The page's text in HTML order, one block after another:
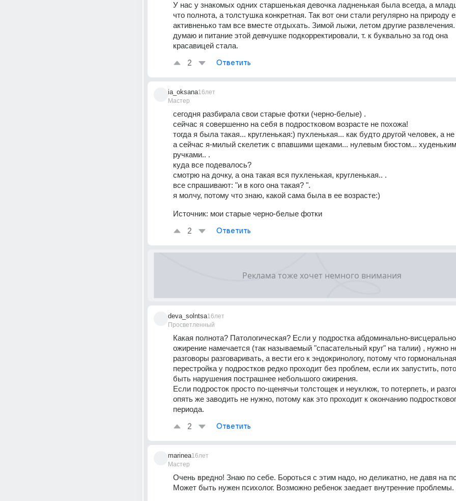
У нас у знакомых одних старшенькая девочка ладненькая была всегда, а
что полнота, а толстушка конкретная. Так вот они стали регулярно на природу
активненько там все вместе отдыхать. Зимой лыжи, летом другие
думаю и питание этой девчушке подкорректировали, т. к буквально за год она
красавицей стала.
2 Ответить
ia_oksana
Мастер
16лет
сегодня разбирала свои старые фотки (черно-белые) .
сейчас я совершенно на себя в подростковом возрасте не похожа!
а сейчас я-милый скелетик с впавшими щеками... нулевым бюстом...
ручками.. .
куда все подевалось?
смотрю на дочку, а она такая вся пухленькая, кругленькая.. .
все спрашивают: "и в кого она такая? ".
я молчу, потому что знаю, какой сама была в ее возрасте:)
Источник: мои старые черно-белые фотки
2 Ответить
deva_solntsa
Просветленный
16лет
Какая полнота? Патологическая? Если у подростка абдоминально-
ожирение намечается (так называемый "спасательный круг" на талии) , нужно
разговоры разговаривать, а вести его к эндокринологу, потому что гормональная
перестройка у подростков редко проходит без проблем, если их запустить,
быть нарушения пострашнее небольшого ожирения.
Если подросток просто по-щенячьи толстощек и неуклюж, то потерпеть, и
опять же заводить не нужно, потому как это проходит к окончанию
периода.
2 Ответить
marinea
Мастер
16лет
Очень вредно! Знаю по себе. Бороться с этим надо, но деликатно, не давя на
Может быть нужен психолог. Возможно ребенок заедает внутренние проблемы.